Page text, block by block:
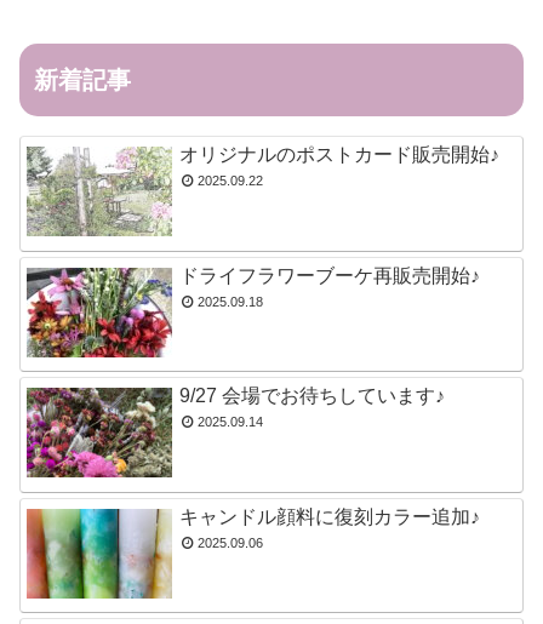
新着記事
オリジナルのポストカード販売開始♪
2025.09.22
ドライフラワーブーケ再販売開始♪
2025.09.18
9/27 会場でお待ちしています♪
2025.09.14
キャンドル顔料に復刻カラー追加♪
2025.09.06